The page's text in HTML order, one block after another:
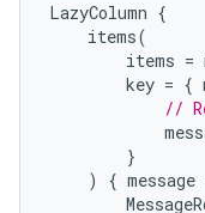
LazyColumn {
items(
items =
key = {
//
}
)
{ message